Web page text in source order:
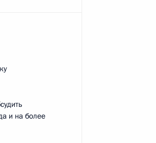
и на более